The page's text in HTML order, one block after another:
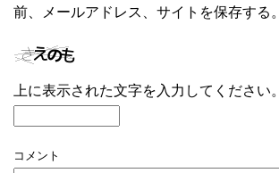
前、メールアドレス、サイトを保存する。
上に表示された文字を入力してください。
コメント